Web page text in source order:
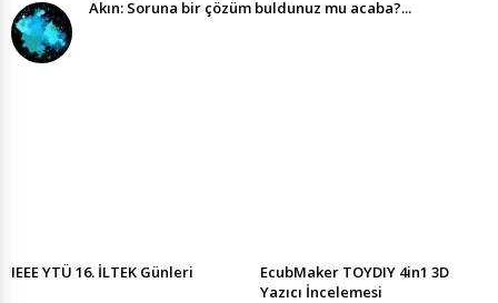
Akın: Soruna bir çözüm buldunuz mu acaba?...
IEEE YTÜ 16. İLTEK Günleri
EcubMaker TOYDIY 4in1 3D
Yazıcı İncelemesi